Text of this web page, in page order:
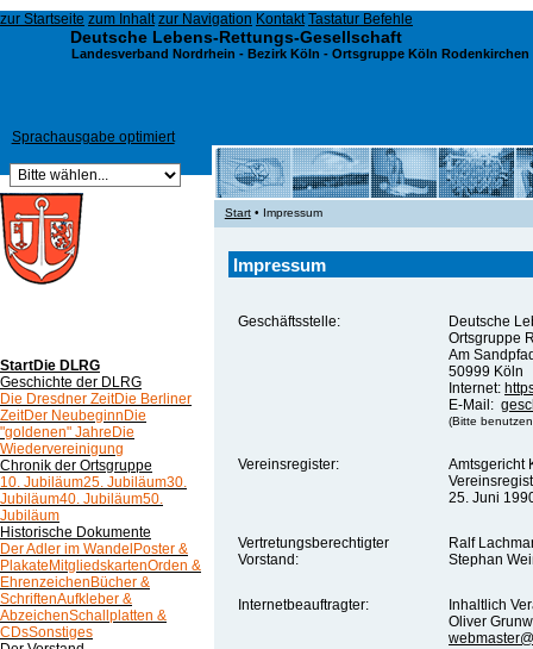
zur Startseite zum Inhalt zur Navigation Kontakt Tastatur Befehle
Deutsche Lebens-Rettungs-Gesellschaft
Landesverband Nordrhein - Bezirk Köln - Ortsgruppe Köln Rodenkirchen
Sprachausgabe optimiert
StartDie DLRG
Geschichte der DLRG
Die Dresdner ZeitDie Berliner
ZeitDer NeubeginnDie
"goldenen" JahreDie
Wiedervereinigung
Chronik der Ortsgruppe
10. Jubiläum25. Jubiläum30.
Jubiläum40. Jubiläum50.
Jubiläum
Historische Dokumente
Der Adler im WandelPoster &
PlakateMitgliedskartenOrden &
EhrenzeichenBücher &
SchriftenAufkleber &
AbzeichenSchallplatten &
CDsSonstiges
Start• Impressum
Impressum
Geschäftsstelle:
Deutsche
Ortsgruppe
Am
50999 Köln
Internet:
E-Mail:
(Bitte
Vereinsregister:
Amtsgericht
25. Juni
Vertretungsberechtigter
Vorstand:
Ralf
Stephan
Internetbeauftragter:
Inhaltlich
Oliver